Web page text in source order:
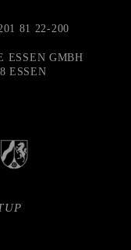
81 22-200
ESSEN GMBH
ESSEN